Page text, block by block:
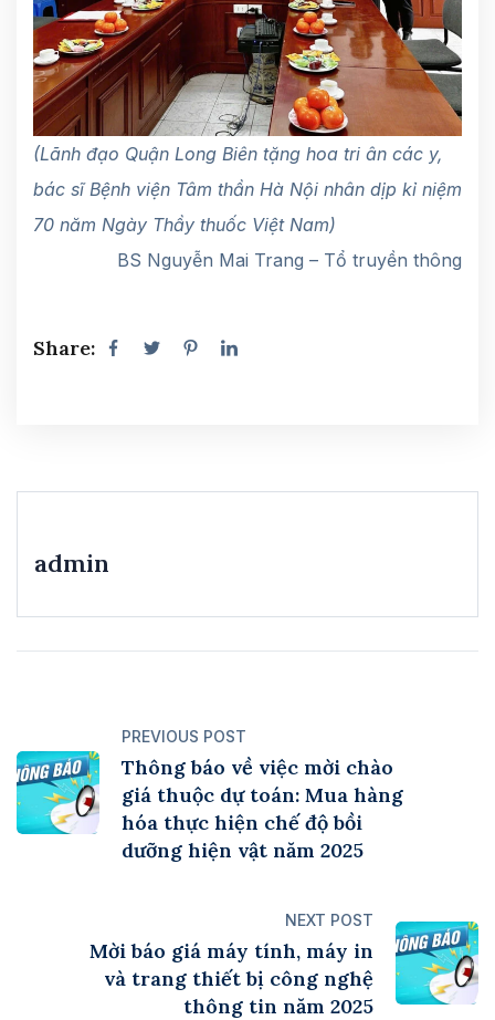
(Lãnh đạo Quận Long Biên tặng hoa tri ân các y,
bác sĩ Bệnh viện Tâm thần Hà Nội nhân dịp kỉ niệm
70 năm Ngày Thầy thuốc Việt Nam)
BS Nguyễn Mai Trang – Tổ truyền thông
Share:
admin
PREVIOUS POST
Thông báo về việc mời chào
giá thuộc dự toán: Mua hàng
hóa thực hiện chế độ bồi
dưỡng hiện vật năm 2025
NEXT POST
Mời báo giá máy tính, máy in
và trang thiết bị công nghệ
thông tin năm 2025